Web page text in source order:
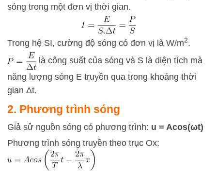
sóng trong một đơn vị thời gian.
Trong hệ SI, cường độ sóng có đơn vị là W/m2.
là công suất của sóng và S là diện tích mà
năng lượng sóng E truyền qua trong khoảng thời
gian Δt.
2. Phương trình sóng
Giả sử nguồn sóng có phương trình: u = Acos(ωt)
Phương trình sóng truyền theo trục Ox: